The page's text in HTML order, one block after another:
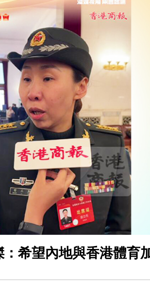
青年魯班選舉2026頒獎典禮今舉行 甯漢豪稱政府和建造業議會
則 第三屆滬深港國際法律服務大會
建言獻策推動體育產業化
再次遞表港股！營收暴漲1786倍背
希望內地與香港體育